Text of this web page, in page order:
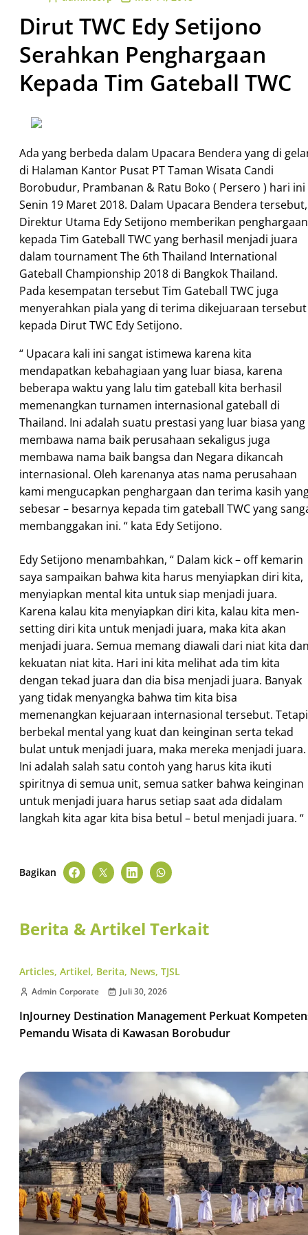
Dirut TWC Edy Setijono
Serahkan Penghargaan
Kepada Tim Gateball TWC
Ada yang berbeda dalam Upacara Bendera yang di
di Halaman Kantor Pusat PT Taman Wisata Candi
Borobudur, Prambanan & Ratu Boko ( Persero ) hari ini
Senin 19 Maret 2018. Dalam Upacara Bendera tersebut,
Direktur Utama Edy Setijono memberikan penghargaan
kepada Tim Gateball TWC yang berhasil menjadi juara
dalam tournament The 6th Thailand International
Gateball Championship 2018 di Bangkok Thailand.
Pada kesempatan tersebut Tim Gateball TWC juga
menyerahkan piala yang di terima dikejuaraan tersebut
kepada Dirut TWC Edy Setijono.
“ Upacara kali ini sangat istimewa karena kita
mendapatkan kebahagiaan yang luar biasa, karena
beberapa waktu yang lalu tim gateball kita berhasil
memenangkan turnamen internasional gateball di
Thailand. Ini adalah suatu prestasi yang luar biasa yang
membawa nama baik perusahaan sekaligus juga
membawa nama baik bangsa dan Negara dikancah
internasional. Oleh karenanya atas nama perusahaan
kami mengucapkan penghargaan dan terima kasih
sebesar – besarnya kepada tim gateball TWC yang
membanggakan ini. “ kata Edy Setijono.
Edy Setijono menambahkan, “ Dalam kick – off kemarin
saya sampaikan bahwa kita harus menyiapkan diri kita,
menyiapkan mental kita untuk siap menjadi juara.
Karena kalau kita menyiapkan diri kita, kalau kita men-
setting diri kita untuk menjadi juara, maka kita akan
menjadi juara. Semua memang diawali dari niat kita
kekuatan niat kita. Hari ini kita melihat ada tim kita
dengan tekad juara dan dia bisa menjadi juara. Banyak
yang tidak menyangka bahwa tim kita bisa
memenangkan kejuaraan internasional tersebut. Tetapi
berbekal mental yang kuat dan keinginan serta tekad
bulat untuk menjadi juara, maka mereka menjadi juara.
Ini adalah salah satu contoh yang harus kita ikuti
spiritnya di semua unit, semua satker bahwa keinginan
untuk menjadi juara harus setiap saat ada didalam
langkah kita agar kita bisa betul – betul menjadi juara. “
Bagikan
Berita & Artikel Terkait
Articles, Artikel, Berita, News, TJSL
Admin Corporate Juli 30, 2026
InJourney Destination Management Perkuat
Pemandu Wisata di Kawasan Borobudur